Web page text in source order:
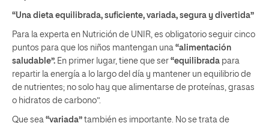
“Una dieta equilibrada, suficiente, variada, segura y divertida”
Para la experta en Nutrición de UNIR, es obligatorio seguir cinco
puntos para que los niños mantengan una “alimentación
saludable”. En primer lugar, tiene que ser “equilibrada para
repartir la energía a lo largo del día y mantener un equilibrio de
de nutrientes; no solo hay que alimentarse de proteínas, grasas
o hidratos de carbono”.
Que sea “variada” también es importante. No se trata de